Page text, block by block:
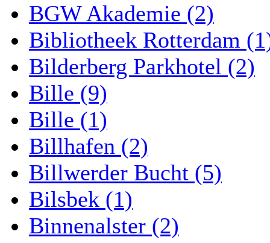
BGW Akademie (2)
Bibliotheek Rotterdam
Bilderberg Parkhotel (2)
Bille (9)
Bille (1)
Billhafen (2)
Billwerder Bucht (5)
Bilsbek (1)
Binnenalster (2)